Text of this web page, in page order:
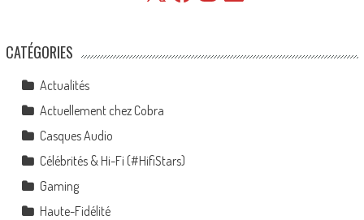
CATÉGORIES
Actualités
Actuellement chez Cobra
Casques Audio
Célébrités & Hi-Fi (#HifiStars)
Gaming
Haute-Fidélité